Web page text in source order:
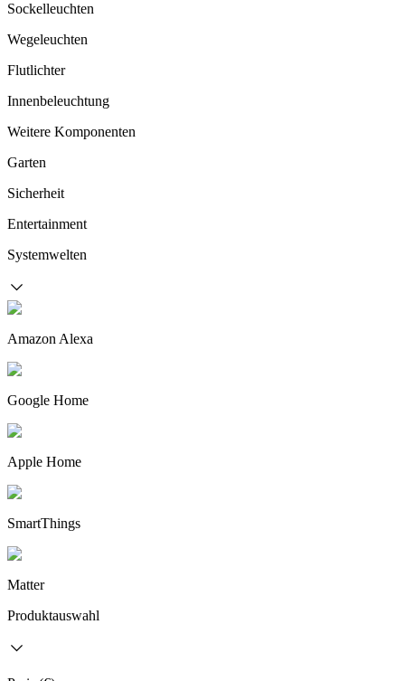
Sockelleuchten
Wegeleuchten
Flutlichter
Innenbeleuchtung
Weitere Komponenten
Garten
Sicherheit
Entertainment
Systemwelten
Amazon Alexa
Google Home
Apple Home
SmartThings
Matter
Produktauswahl